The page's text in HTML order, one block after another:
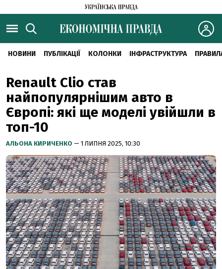
НОВИНИ ПУБЛІКАЦІЇ КОЛОНКИ ІНФРАСТРУКТУРА
Renault Clio став
найпопулярнішим авто в
Європі: які ще моделі увійшли в
топ-10
АЛЬОНА КИРИЧЕНКО — 1 ЛИПНЯ 2025, 10:30